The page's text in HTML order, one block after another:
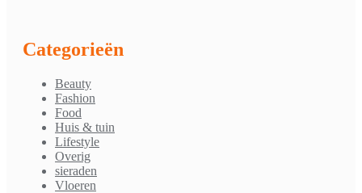
Categorieën
Beauty
Fashion
Food
Huis & tuin
Lifestyle
Overig
sieraden
Vloeren